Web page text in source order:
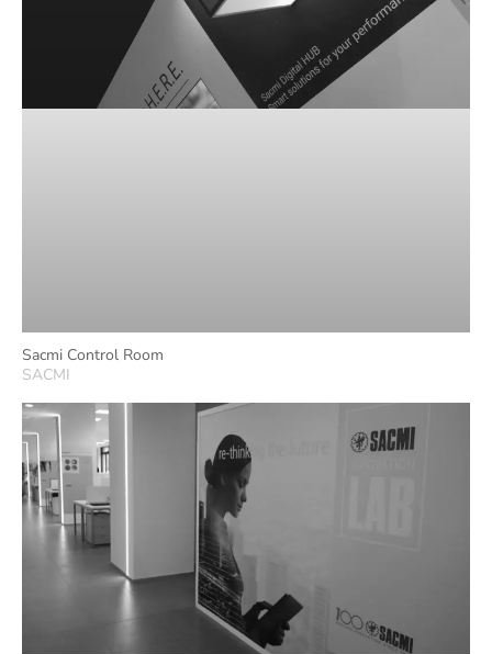
Sacmi Control Room
SACMI